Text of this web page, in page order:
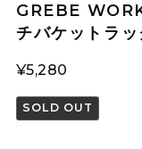
GREBE
チバケットラ
¥5,280
SOLD OUT